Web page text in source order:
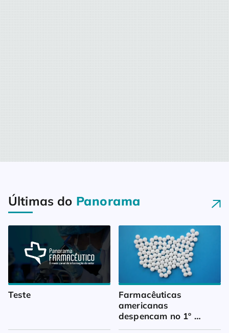
Últimas do Panorama
Teste
Farmacêuticas
americanas
despencam no 1º